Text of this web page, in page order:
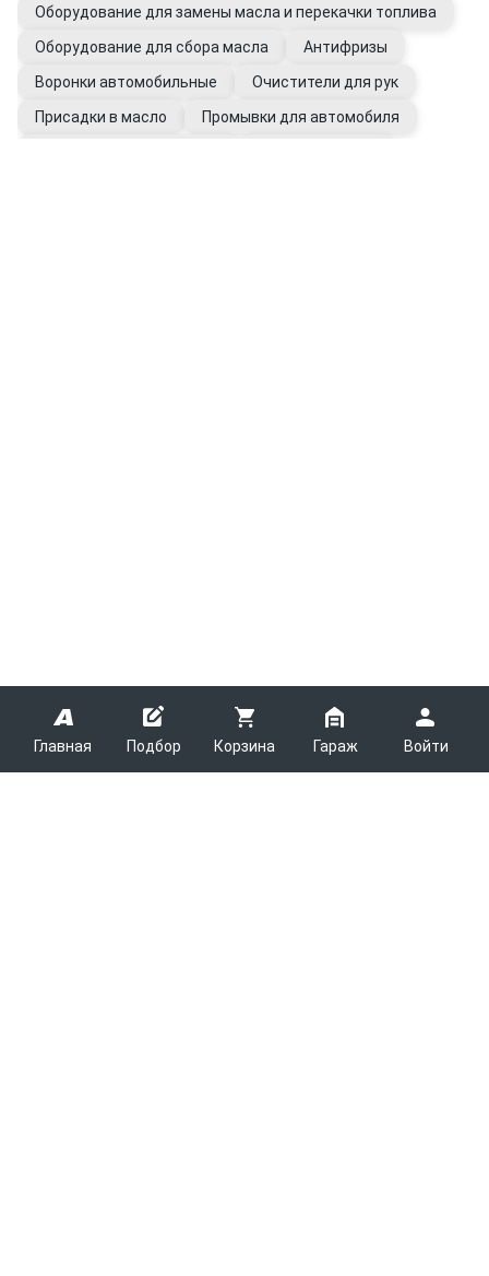
Главная Подбор Корзина Гараж Войти
Оборудование для замены масла и перекачки топлива
Оборудование для сбора масла
Антифризы
Воронки автомобильные
Очистители для рук
Присадки в масло
Промывки для автомобиля